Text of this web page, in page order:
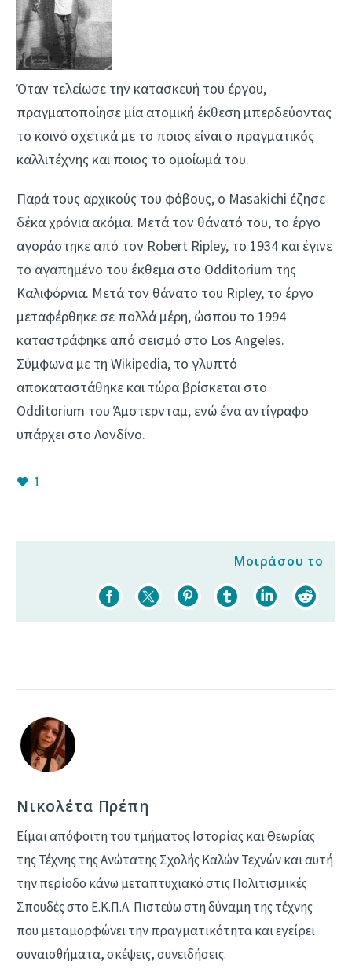
Όταν τελείωσε την κατασκευή του έργου,
πραγματοποίησε μία ατομική έκθεση μπερδεύοντας
το κοινό σχετικά με το ποιος είναι ο πραγματικός
καλλιτέχνης και ποιος το ομοίωμά του.
Παρά τους αρχικούς του φόβους, ο Masakichi έζησε
δέκα χρόνια ακόμα. Μετά τον θάνατό του, το έργο
αγοράστηκε από τον Robert Ripley, το 1934 και έγινε
το αγαπημένο του έκθεμα στο Odditorium της
Καλιφόρνια. Μετά τον θάνατο του Ripley, το έργο
μεταφέρθηκε σε πολλά μέρη, ώσπου το 1994
καταστράφηκε από σεισμό στο Los Angeles.
Σύμφωνα με τη Wikipedia, το γλυπτό
αποκαταστάθηκε και τώρα βρίσκεται στο
Odditorium του Άμστερνταμ, ενώ ένα αντίγραφο
υπάρχει στο Λονδίνο.
1
Μοιράσου το
Νικολέτα Πρέπη
Είμαι απόφοιτη του τμήματος Ιστορίας και Θεωρίας
της Τέχνης της Ανώτατης Σχολής Καλών Τεχνών και αυτή
την περίοδο κάνω μεταπτυχιακό στις Πολιτισμικές
Σπουδές στο Ε.Κ.Π.Α. Πιστεύω στη δύναμη της τέχνης
που μεταμορφώνει την πραγματικότητα και εγείρει
συναισθήματα, σκέψεις, συνειδήσεις.